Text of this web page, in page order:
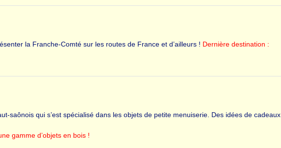
la Franche-Comté sur les routes de France et d’ailleurs ! Dernière destination :
saônois qui s’est spécialisé dans les objets de petite menuiserie. Des idées de cadeaux
gamme d’objets en bois !